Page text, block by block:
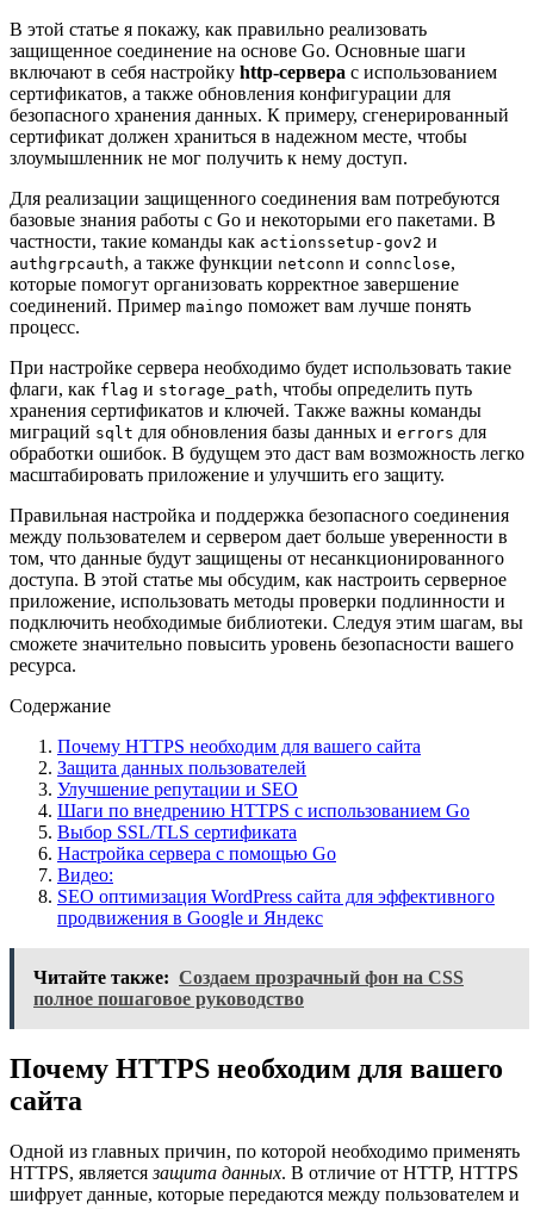
В этой статье я покажу, как правильно реализовать
защищенное соединение на основе Go. Основные шаги
включают в себя настройку http-сервера с использованием
сертификатов, а также обновления конфигурации для
безопасного хранения данных. К примеру, сгенерированный
сертификат должен храниться в надежном месте, чтобы
злоумышленник не мог получить к нему доступ.
Для реализации защищенного соединения вам потребуются
базовые знания работы с Go и некоторыми его пакетами. В
частности, такие команды как actionssetup-gov2 и
authgrpcauth, а также функции netconn и connclose,
которые помогут организовать корректное завершение
соединений. Пример maingo поможет вам лучше понять
процесс.
При настройке сервера необходимо будет использовать такие
флаги, как flag и storage_path, чтобы определить путь
хранения сертификатов и ключей. Также важны команды
миграций sqlt для обновления базы данных и errors для
обработки ошибок. В будущем это даст вам возможность легко
масштабировать приложение и улучшить его защиту.
Правильная настройка и поддержка безопасного соединения
между пользователем и сервером дает больше уверенности в
том, что данные будут защищены от несанкционированного
доступа. В этой статье мы обсудим, как настроить серверное
приложение, использовать методы проверки подлинности и
подключить необходимые библиотеки. Следуя этим шагам, вы
сможете значительно повысить уровень безопасности вашего
ресурса.
Содержание
Почему HTTPS необходим для вашего сайта
Защита данных пользователей
Улучшение репутации и SEO
Шаги по внедрению HTTPS с использованием Go
Выбор SSL/TLS сертификата
Настройка сервера с помощью Go
Видео:
SEO оптимизация WordPress сайта для эффективного
продвижения в Google и Яндекс
Читайте также: Создаем прозрачный фон на CSS
полное пошаговое руководство
Почему HTTPS необходим для вашего
сайта
Одной из главных причин, по которой необходимо применять
HTTPS, являетсязащита данных. В отличие от HTTP, HTTPS
шифрует данные, которые передаются между пользователем и